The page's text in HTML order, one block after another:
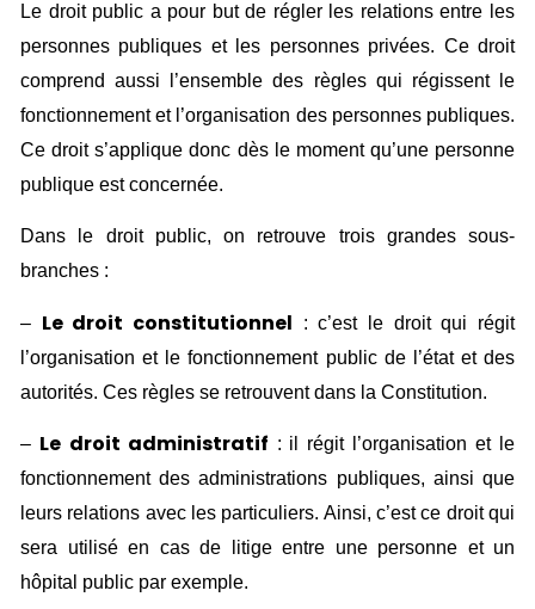
Le droit public a pour but de régler les relations entre les
personnes publiques et les personnes privées. Ce droit
comprend aussi l’ensemble des règles qui régissent le
fonctionnement et l’organisation des personnes publiques.
Ce droit s’applique donc dès le moment qu’une personne
publique est concernée.
Dans le droit public, on retrouve trois grandes sous-
branches :
– Le droit constitutionnel : c’est le droit qui régit
l’organisation et le fonctionnement public de l’état et des
autorités. Ces règles se retrouvent dans la Constitution.
– Le droit administratif : il régit l’organisation et le
fonctionnement des administrations publiques, ainsi que
leurs relations avec les particuliers. Ainsi, c’est ce droit qui
sera utilisé en cas de litige entre une personne et un
hôpital public par exemple.